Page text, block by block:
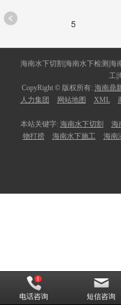
5
海南水下切割|海南水下检测|海
工|
CopyRight © 版权所有: 海南鼎
人力集团
网站地图 XML
本站关键字: 海南水下切割 海
物打捞
海南水下施工 海南
电话咨询 短信咨询